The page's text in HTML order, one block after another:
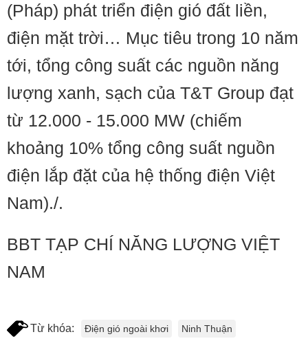
(Pháp) phát triển điện gió đất liền,
điện mặt trời… Mục tiêu trong 10 năm
tới, tổng công suất các nguồn năng
lượng xanh, sạch của T&T Group đạt
từ 12.000 - 15.000 MW (chiếm
khoảng 10% tổng công suất nguồn
điện lắp đặt của hệ thống điện Việt
Nam)./.
BBT TẠP CHÍ NĂNG LƯỢNG VIỆT
NAM
Từ khóa: Điện gió ngoài khơi Ninh Thuận